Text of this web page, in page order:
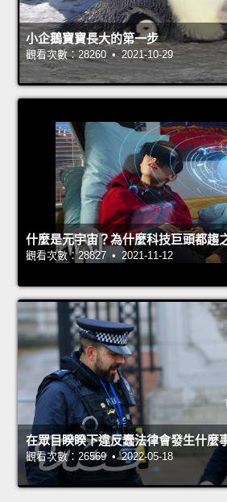
小企鵝寶寶長大的第一步
觀看次數：28260 • 2021-10-29
什麼是元宇宙？為什麼科技巨頭都趨
觀看次數：28827 • 2021-11-12
在眾目睽睽下違反蠢法律會發生什麼
觀看次數：26569 • 2022-05-18